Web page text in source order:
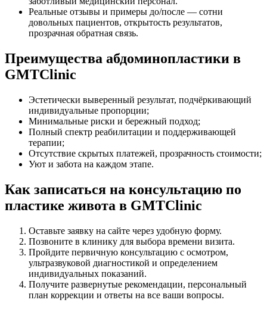
Реальные отзывы и примеры до/после — сотни
довольных пациентов, открытость результатов,
прозрачная обратная связь.
Преимущества абдоминопластики в
GMTClinic
Эстетически выверенный результат, подчёркивающий
индивидуальные пропорции;
Минимальные риски и бережный подход;
Полный спектр реабилитации и поддерживающей
терапии;
Отсутствие скрытых платежей, прозрачность стоимости;
Уют и забота на каждом этапе.
Как записаться на консультацию по
пластике живота в GMTClinic
Оставьте заявку на сайте через удобную форму.
Позвоните в клинику для выбора времени визита.
Пройдите первичную консультацию с осмотром,
ультразвуковой диагностикой и определением
индивидуальных показаний.
Получите развернутые рекомендации, персональный
план коррекции и ответы на все ваши вопросы.